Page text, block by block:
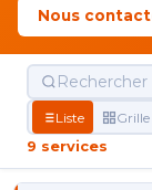
Nous
Liste Grille
9 services